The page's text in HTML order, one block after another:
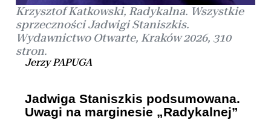
Krzysztof Katkowski, Radykalna. Wszystkie
sprzeczności Jadwigi Staniszkis.
Wydawnictwo Otwarte, Kraków 2026, 310
stron.
Jerzy PAPUGA
Jadwiga Staniszkis podsumowana.
Uwagi na marginesie „Radykalnej”